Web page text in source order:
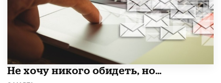
Не хочу никого обидеть, но…